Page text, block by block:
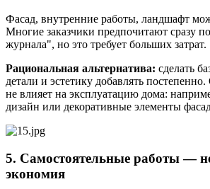
Фасад, внутренние работы, ландшафт
Многие заказчики предпочитают сразу
журнала", но это требует больших затрат.
Рациональная альтернатива: сделать
детали и эстетику добавлять
не влияет на эксплуатацию дома:
дизайн или декоративные элементы
5. Самостоятельные работы —
экономия